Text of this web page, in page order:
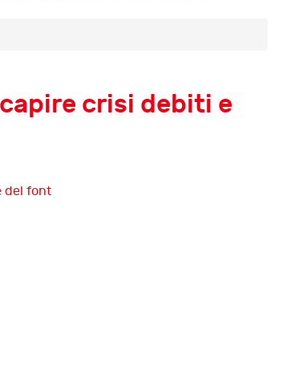
crisi debiti e